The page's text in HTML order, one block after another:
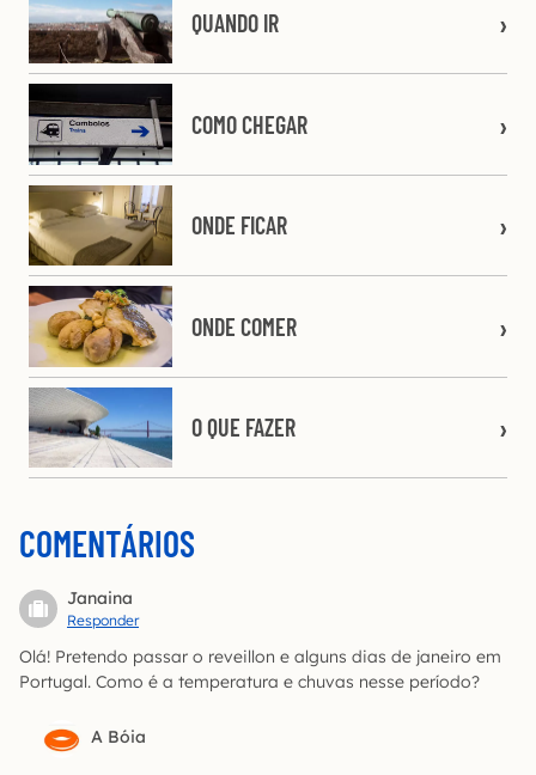
QUANDO IR
COMO CHEGAR
ONDE FICAR
ONDE COMER
O QUE FAZER
COMENTÁRIOS
Janaina
Responder
Olá! Pretendo passar o reveillon e alguns dias de janeiro em
Portugal. Como é a temperatura e chuvas nesse período?
A Bóia